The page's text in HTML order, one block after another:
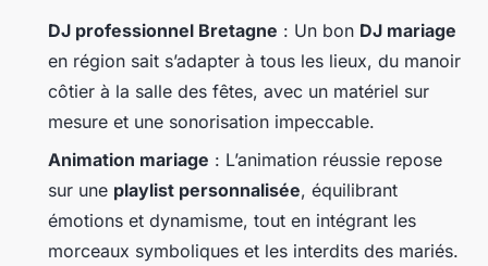
vos soirées avec une
animation sur-mesure
9 min de lecture
DJ professionnel Bretagne : Un bon DJ mariage
en région sait s’adapter à tous les lieux, du manoir
côtier à la salle des fêtes, avec un matériel sur
mesure et une sonorisation impeccable.
Animation mariage : L’animation réussie repose
sur une playlist personnalisée, équilibrant
émotions et dynamisme, tout en intégrant les
morceaux symboliques et les interdits des mariés.